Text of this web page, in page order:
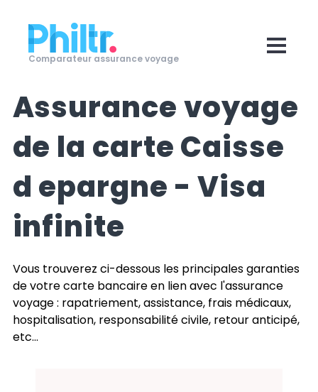
Comparateur assurance voyage
Assurance voyage
de la carteCaisse
d epargne - Visa
infinite
Vous trouverez ci-dessous les principales garanties
de votre carte bancaire en lien avec l'assurance
voyage : rapatriement, assistance, frais médicaux,
hospitalisation, responsabilité civile, retour anticipé,
etc...